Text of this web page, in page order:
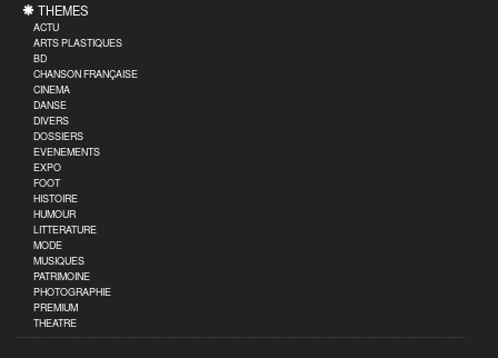
THEMES
ACTU
ARTS PLASTIQUES
BD
CHANSON FRANÇAISE
CINEMA
DANSE
DIVERS
DOSSIERS
EVENEMENTS
EXPO
FOOT
HISTOIRE
HUMOUR
LITTERATURE
MODE
MUSIQUES
PATRIMOINE
PHOTOGRAPHIE
PREMIUM
THEATRE